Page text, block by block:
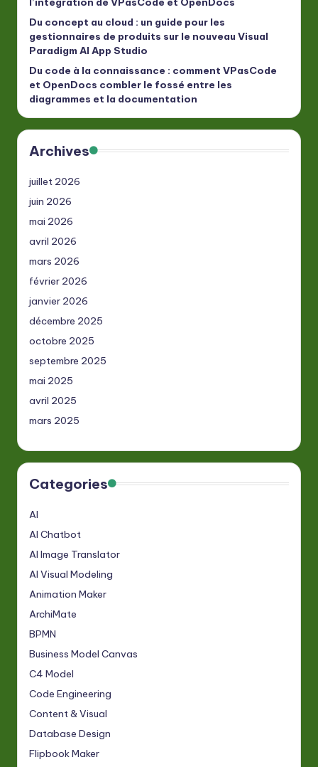
Du concept au cloud : un guide pour les
gestionnaires de produits sur le nouveau Visual
Paradigm AI App Studio
Du code à la connaissance : comment VPasCode
et OpenDocs combler le fossé entre les
diagrammes et la documentation
Archives
juillet 2026
juin 2026
mai 2026
avril 2026
mars 2026
février 2026
janvier 2026
décembre 2025
octobre 2025
septembre 2025
mai 2025
avril 2025
mars 2025
Categories
AI
AI Chatbot
AI Image Translator
AI Visual Modeling
Animation Maker
ArchiMate
BPMN
Business Model Canvas
C4 Model
Code Engineering
Content & Visual
Database Design
Flipbook Maker